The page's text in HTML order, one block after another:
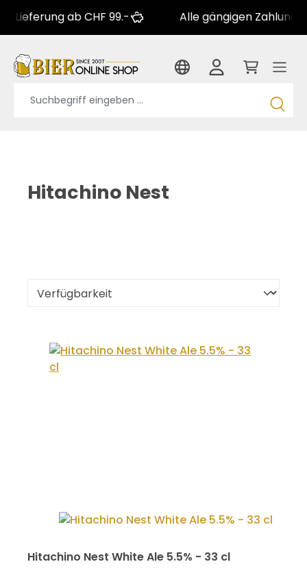
ab CHF 99.- Alle gängigen Zahlungsarten
Hitachino Nest
Hitachino Nest White Ale 5.5% - 33 cl